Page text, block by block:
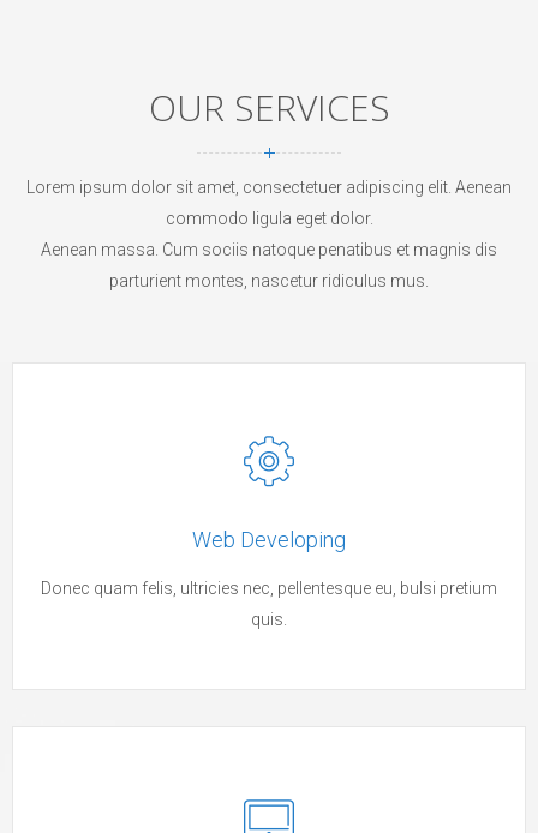
OUR SERVICES
Lorem ipsum dolor sit amet, consectetuer adipiscing elit. Aenean
commodo ligula eget dolor.
Aenean massa. Cum sociis natoque penatibus et magnis dis
parturient montes, nascetur ridiculus mus.
Web Developing
Donec quam felis, ultricies nec, pellentesque eu, bulsi pretium
quis.